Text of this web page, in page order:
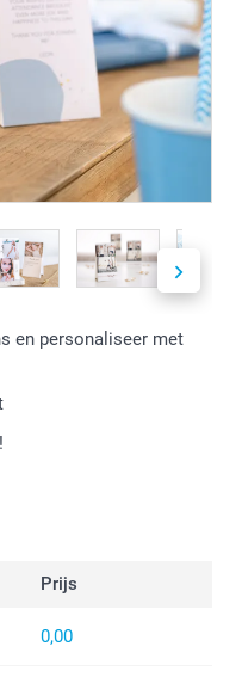
en personaliseer met
Prijs
0,00